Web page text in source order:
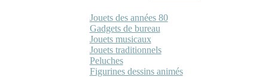
Jouets des années 80
Gadgets de bureau
Jouets musicaux
Jouets traditionnels
Peluches
Figurines dessins animés